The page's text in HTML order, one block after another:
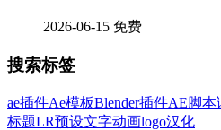
2026-06-15 免费
搜索标签
ae插件Ae模板Blender插件AE脚本
标题LR预设文字动画logo汉化